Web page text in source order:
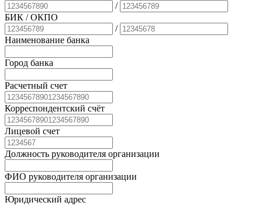
/
БИК / ОКПО
/
Наименование банка
Город банка
Расчетный счет
Корреспондентский счёт
Лицевой счет
Должность руководителя организации
ФИО руководителя организации
Юридический адрес